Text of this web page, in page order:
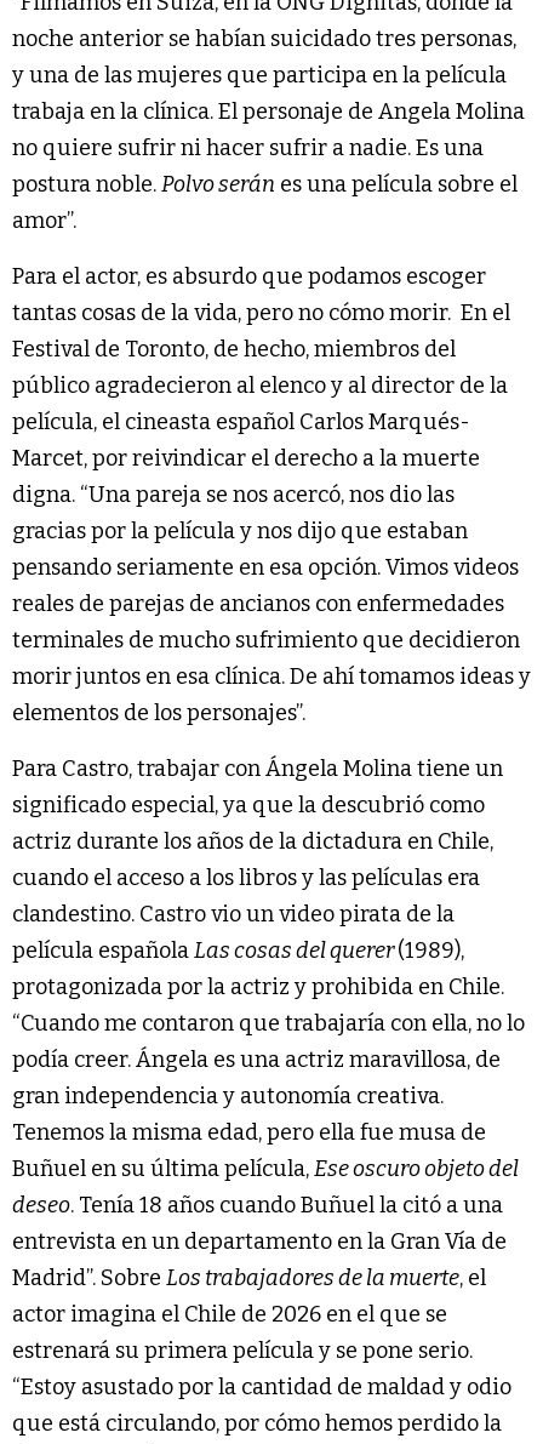
noche anterior se habían suicidado tres personas,
y una de las mujeres que participa en la película
trabaja en la clínica. El personaje de Angela Molina
no quiere sufrir ni hacer sufrir a nadie. Es una
postura noble.Polvo serán es una película sobre el
amor”.
Para el actor, es absurdo que podamos escoger
tantas cosas de la vida, pero no cómo morir. En el
Festival de Toronto, de hecho, miembros del
público agradecieron al elenco y al director de la
película, el cineasta español Carlos Marqués-
Marcet, por reivindicar el derecho a la muerte
digna. “Una pareja se nos acercó, nos dio las
gracias por la película y nos dijo que estaban
pensando seriamente en esa opción. Vimos videos
reales de parejas de ancianos con enfermedades
terminales de mucho sufrimiento que decidieron
morir juntos en esa clínica. De ahí tomamos ideas y
elementos de los personajes”.
Para Castro, trabajar con Ángela Molina tiene un
significado especial, ya que la descubrió como
actriz durante los años de la dictadura en Chile,
cuando el acceso a los libros y las películas era
clandestino. Castro vio un video pirata de la
película españolaLas cosas del querer(1989),
protagonizada por la actriz y prohibida en Chile.
“Cuando me contaron que trabajaría con ella, no lo
podía creer. Ángela es una actriz maravillosa, de
gran independencia y autonomía creativa.
Tenemos la misma edad, pero ella fue musa de
Buñuel en su última película,Ese oscuro objeto del
deseo. Tenía 18 años cuando Buñuel la citó a una
entrevista en un departamento en la Gran Vía de
Madrid”. Sobre Los trabajadores de la muerte, el
actor imagina el Chile de 2026 en el que se
estrenará su primera película y se pone serio.
“Estoy asustado por la cantidad de maldad y odio
que está circulando, por cómo hemos perdido la